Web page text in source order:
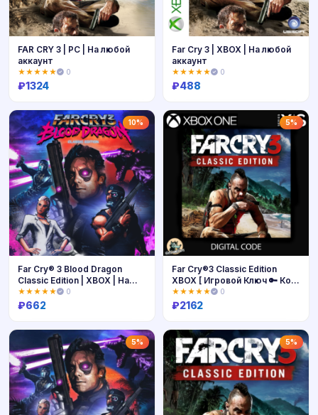
Купить
FAR CRY 3 | PC | На любой
аккаунт
★★★★★ 0
₽1324
Купить
Far Cry 3 | XBOX | На любой
аккаунт
★★★★★ 0
₽488
10%
Купить
Far Cry® 3 Blood Dragon
Classic Edition | XBOX | На
любой аккаунт
★★★★★ 0
₽662
5%
Купить
Far Cry®3 Classic Edition
XBOX [ Игровой Ключ 🔑 Код
]★★★★★ 0
₽2162
5% 5%